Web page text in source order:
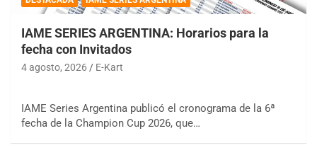
IAME SERIES ARGENTINA: Horarios para la
fecha con Invitados
4 agosto, 2026 E-Kart
IAME Series Argentina publicó el cronograma de la 6ª
fecha de la Champion Cup 2026, que…